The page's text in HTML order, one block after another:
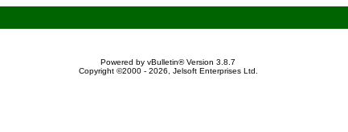
Powered by vBulletin® Version 3.8.7
Copyright ©2000 - 2026, Jelsoft Enterprises Ltd.